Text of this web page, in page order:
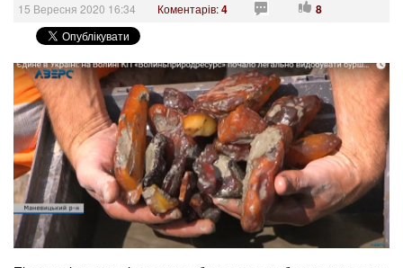
15 Вересня 2020 16:34 Коментарів:4 8